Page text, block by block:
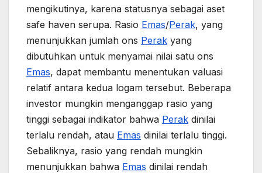
mengikutinya, karena statusnya sebagai aset
safe haven serupa. Rasio Emas/Perak, yang
menunjukkan jumlah ons Perak yang
dibutuhkan untuk menyamai nilai satu ons
Emas, dapat membantu menentukan valuasi
relatif antara kedua logam tersebut. Beberapa
investor mungkin menganggap rasio yang
tinggi sebagai indikator bahwa Perak dinilai
terlalu rendah, atau Emas dinilai terlalu tinggi.
Sebaliknya, rasio yang rendah mungkin
menunjukkan bahwa Emas dinilai rendah